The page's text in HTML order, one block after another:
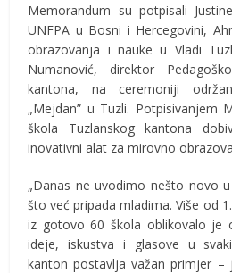
Memorandum su potpisali
UNFPA u Bosni i Hercegovini,
obrazovanja i nauke u Vladi
Numanović, direktor
kantona, na ceremoniji
„Mejdan” u Tuzli. Potpisivanjem
škola Tuzlanskog kantona
inovativni alat za mirovno
„Danas ne uvodimo nešto novo
što već pripada mladima. Više od
iz gotovo 60 škola oblikovalo je
ideje, iskustva i glasove u
kanton postavlja važan primjer –